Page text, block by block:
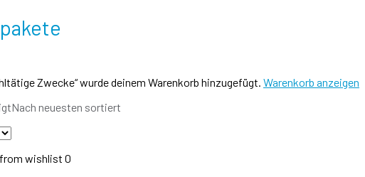
Zwecke“ wurde deinem Warenkorb hinzugefügt. Warenkorb anzeigen
Nach neuesten sortiert
wishlist 0